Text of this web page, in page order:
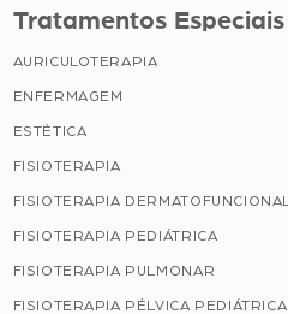
Tratamentos Especiais
AURICULOTERAPIA
ENFERMAGEM
ESTÉTICA
FISIOTERAPIA
FISIOTERAPIA DERMATOFUNCIONAL
FISIOTERAPIA PEDIÁTRICA
FISIOTERAPIA PULMONAR
FISIOTERAPIA PÉLVICA PEDIÁTRICA